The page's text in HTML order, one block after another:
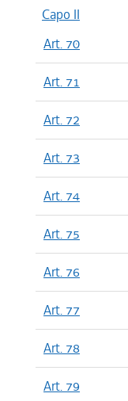
Capo II
Art. 70
Art. 71
Art. 72
Art. 73
Art. 74
Art. 75
Art. 76
Art. 77
Art. 78
Art. 79